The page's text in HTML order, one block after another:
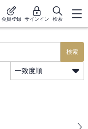
会員登録 サインイン 検索
検索
一致度順